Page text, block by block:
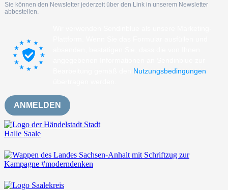
Sie können den Newsletter jederzeit über den Link in unserem Newsletter
abbestellen.
Nutzungsbedingungen
ANMELDEN